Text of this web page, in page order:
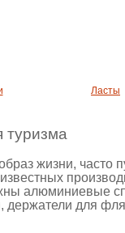
Ласты
туризма
жизни, часто
алюминиевые
держатели для